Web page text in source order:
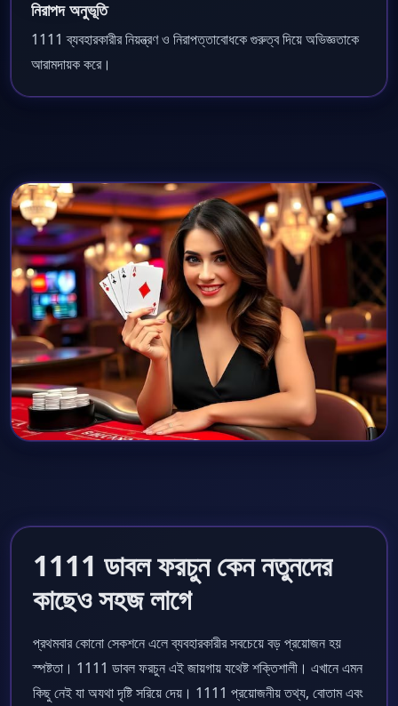
নিরাপদ অনুভূতি
1111 ব্যবহারকারীর নিয়ন্ত্রণ ও নিরাপত্তাবোধকে গুরুত্ব দিয়ে অভিজ্ঞতাকে
আরামদায়ক করে।
1111 ডাবল ফরচুন কেন নতুনদের
কাছেও সহজ লাগে
প্রথমবার কোনো সেকশনে এলে ব্যবহারকারীর সবচেয়ে বড় প্রয়োজন হয়
স্পষ্টতা। 1111 ডাবল ফরচুন এই জায়গায় যথেষ্ট শক্তিশালী। এখানে এমন
কিছু নেই যা অযথা দৃষ্টি সরিয়ে দেয়। 1111 প্রয়োজনীয় তথ্য, বোতাম এবং